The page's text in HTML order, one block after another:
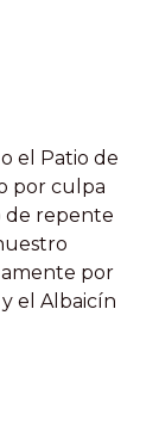
el Patio de
por culpa
de repente
por
el Albaicín